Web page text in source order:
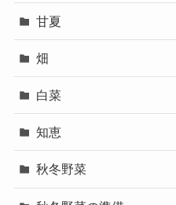
甘夏
畑
白菜
知恵
秋冬野菜